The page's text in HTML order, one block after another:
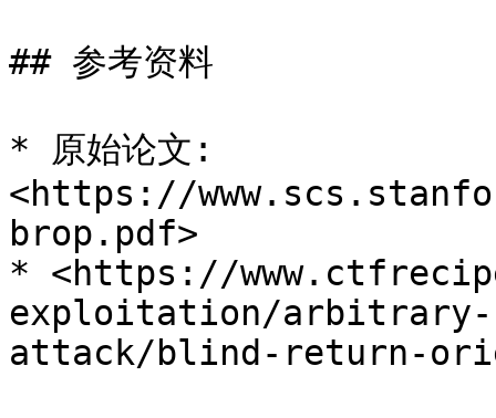
## 参考资料
* 原始论文:
<https://
brop.pdf>
* <https://
exploitation/arbitrary-